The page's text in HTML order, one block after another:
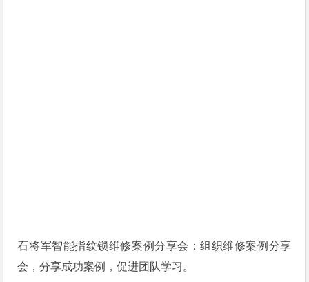
石将军智能指纹锁维修案例分享会：组织维修案例分享
会，分享成功案例，促进团队学习。